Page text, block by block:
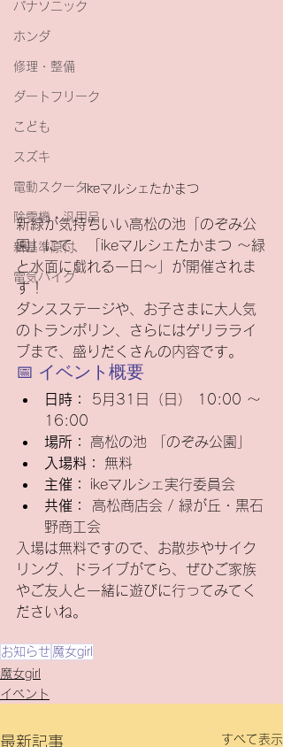
パナソニック
ホンダ
修理・整備
ダートフリーク
こども
スズキ
電動スクーター
除雪機・汎用品
新基準原付
電気バイク
ikeマルシェたかまつ
新緑が気持ちいい高松の池「のぞみ公
園」にて、「ikeマルシェたかまつ 〜緑
と水面に戯れる一日〜」が開催されま
す！
ダンスステージや、お子さまに大人気
のトランポリン、さらにはゲリラライ
ブまで、盛りだくさんの内容です。
📅 イベント概要
日時：
5月31日（日） 10:00 〜
16:00
場所：
高松の池 「のぞみ公園」
入場料：
無料
主催：
ikeマルシェ実行委員会
共催：
高松商店会 / 緑が丘・黒石
野商工会
入場は無料ですので、お散歩やサイク
リング、ドライブがてら、ぜひご家族
やご友人と一緒に遊びに行ってみてく
ださいね。
お知らせ 魔女girl
魔女girl
イベント
最新記事 すべて表示